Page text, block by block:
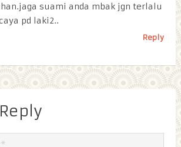
suami anda mbak jgn terlalu
pd laki2..
Reply